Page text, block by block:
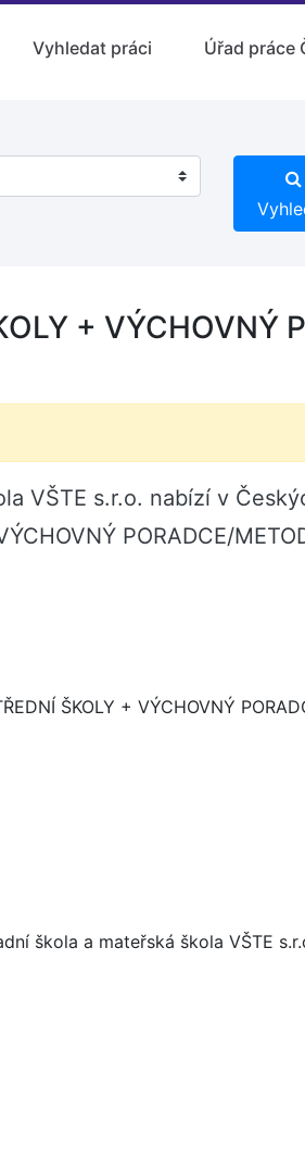
Vyhledat práci Úřad práce
+ VÝCHOVNÝ
VŠTE s.r.o. nabízí v
PORADCE/
ŠKOLY + VÝCHOVNÝ
škola a mateřská škola VŠTE